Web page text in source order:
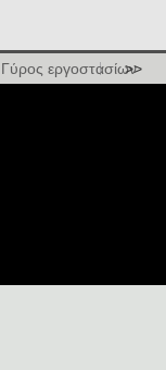
Γύρος εργοστασίων
>>